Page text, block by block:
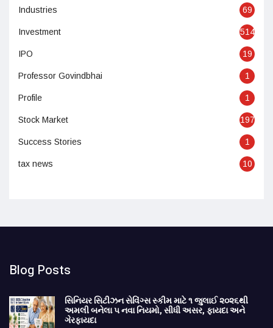
Industries 69
Investment 514
IPO 19
Professor Govindbhai 1
Profile 1
Stock Market 197
Success Stories 1
tax news 10
Blog Posts
સિનિયર સિટીઝન સેવિંગ્સ સ્કીમ માટે ૧ જુલાઈ ૨૦૨૬થી
અમલી બનેલા ૫ નવા નિયમો, સીધી અસર, ફાયદા અને
ગેરફાયદા